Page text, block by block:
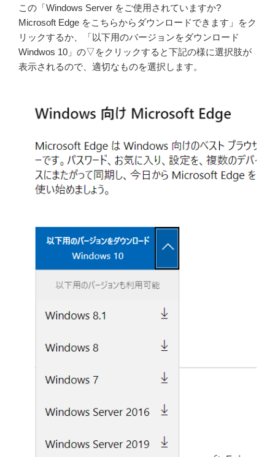
この「Windows Server をご使用されていますか?
Microsoft Edge をこちらからダウンロードできます」をク
リックするか、「以下用のバージョンをダウンロード
Windwos 10」の▽をクリックすると下記の様に選択肢が
表示されるので、適切なものを選択します。